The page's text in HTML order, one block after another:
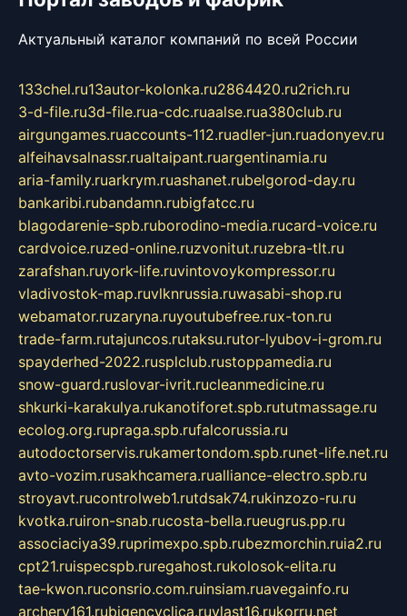
Актуальный каталог компаний по всей России
133chel.ru13autor-kolonka.ru2864420.ru2rich.ru
3-d-file.ru3d-file.rua-cdc.ruaalse.rua380club.ru
airgungames.ruaccounts-112.ruadler-jun.ruadonyev.ru
alfeihavsalnassr.rualtaipant.ruargentinamia.ru
aria-family.ruarkrym.ruashanet.rubelgorod-day.ru
bankaribi.rubandamn.rubigfatcc.ru
blagodarenie-spb.ruborodino-media.rucard-voice.ru
cardvoice.ruzed-online.ruzvonitut.ruzebra-tlt.ru
zarafshan.ruyork-life.ruvintovoykompressor.ru
vladivostok-map.ruvlknrussia.ruwasabi-shop.ru
webamator.ruzaryna.ruyoutubefree.rux-ton.ru
trade-farm.rutajuncos.rutaksu.rutor-lyubov-i-grom.ru
spayderhed-2022.rusplclub.rustoppamedia.ru
snow-guard.ruslovar-ivrit.rucleanmedicine.ru
shkurki-karakulya.rukanotiforet.spb.rututmassage.ru
ecolog.org.rupraga.spb.rufalcorussia.ru
autodoctorservis.rukamertondom.spb.runet-life.net.ru
avto-vozim.rusakhcamera.rualliance-electro.spb.ru
stroyavt.rucontrolweb1.rutdsak74.rukinzozo-ru.ru
kvotka.ruiron-snab.rucosta-bella.rueugrus.pp.ru
associaciya39.ruprimexpo.spb.rubezmorchin.ruia2.ru
cpt21.ruispecspb.ruregahost.rukolosok-elita.ru
tae-kwon.ruconsrio.com.ruinsiam.ruavegainfo.ru
archery161.rubigencyclica.ruvlast16.rukorru.net